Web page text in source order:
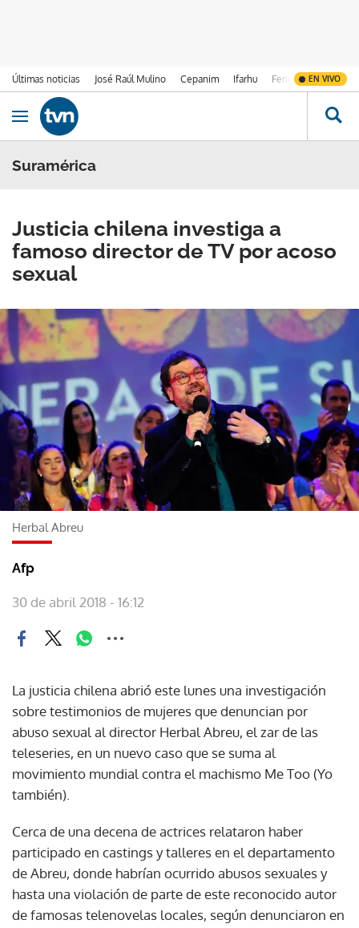
Últimas noticias José Raúl Mulino Cepanim Ifarhu Fenómeno de El
EN VIVO
Ir al contenido
Obrir navegació
Suramérica
Justicia chilena investiga a
famoso director de TV por acoso
sexual
Herbal Abreu
Afp
30 de abril 2018 - 16:12
La justicia chilena abrió este lunes una investigación
sobre testimonios de mujeres que denuncian por
abuso sexual al director Herbal Abreu, el zar de las
teleseries, en un nuevo caso que se suma al
movimiento mundial contra el machismo Me Too (Yo
también).
Cerca de una decena de actrices relataron haber
participado en castings y talleres en el departamento
de Abreu, donde habrían ocurrido abusos sexuales y
hasta una violación de parte de este reconocido autor
de famosas telenovelas locales, según denunciaron en